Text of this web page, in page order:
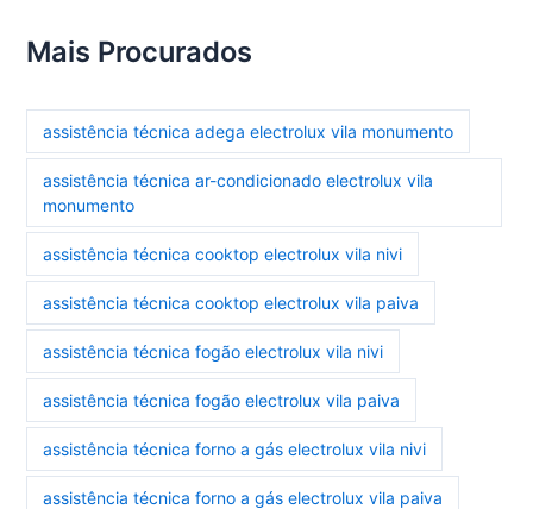
Mais Procurados
assistência técnica adega electrolux vila monumento
assistência técnica ar-condicionado electrolux vila
monumento
assistência técnica cooktop electrolux vila nivi
assistência técnica cooktop electrolux vila paiva
assistência técnica fogão electrolux vila nivi
assistência técnica fogão electrolux vila paiva
assistência técnica forno a gás electrolux vila nivi
assistência técnica forno a gás electrolux vila paiva